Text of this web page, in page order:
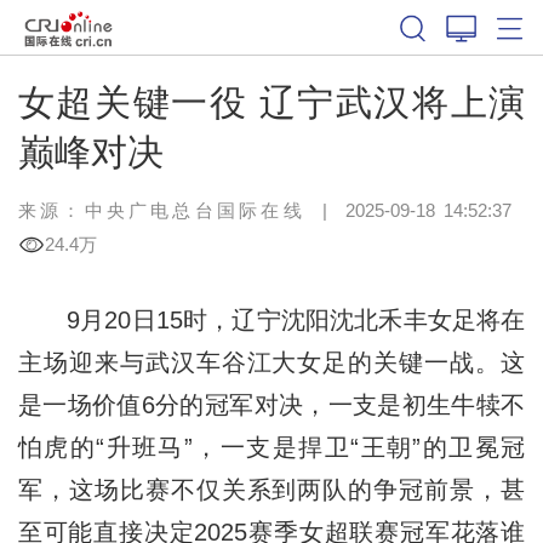
女超关键一役 辽宁武汉将上演
巅峰对决
来源：中央广电总台国际在线 | 2025-09-18 14:52:37
24.4万
9月20日15时，辽宁沈阳沈北禾丰女足将在
主场迎来与武汉车谷江大女足的关键一战。这
是一场价值6分的冠军对决，一支是初生牛犊不
怕虎的“升班马”，一支是捍卫“王朝”的卫冕冠
军 ，这场比赛不仅关系到两队的争冠前景，甚
至可能直接决定2025赛季女超联赛冠军花落谁